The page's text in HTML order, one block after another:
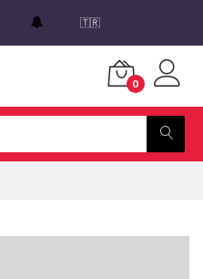
🇹🇷
0